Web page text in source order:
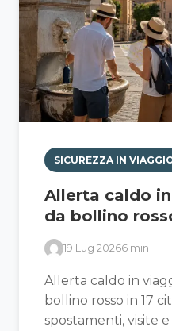
SICUREZZA IN
Allerta caldo
da bollino
19 Lug 20266 min
Allerta caldo in
bollino rosso in 17
spostamenti, visite